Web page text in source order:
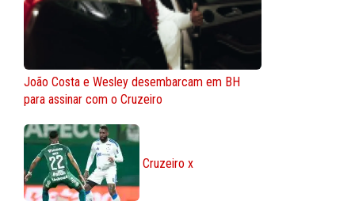
João Costa e Wesley desembarcam em BH
para assinar com o Cruzeiro
Cruzeiro x